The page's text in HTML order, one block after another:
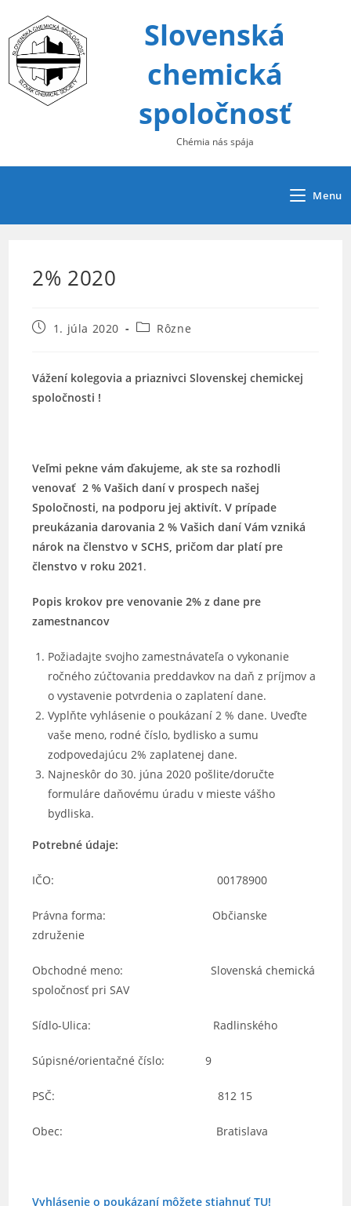
content
Slovenská
chemická
spoločnosť
Chémia nás spája
Menu
2% 2020
Post1. júla 2020
PostRôzne
Vážení kolegovia a priaznivci Slovenskej chemickej
spoločnosti !
Veľmi pekne vám ďakujeme, ak ste sa rozhodli
venovať 2 % Vašich daní v prospech našej
Spoločnosti, na podporu jej aktivít. V prípade
preukázania darovania 2 % Vašich daní Vám vzniká
nárok na členstvo v SCHS, pričom dar platí pre
členstvo v roku 2021.
Popis krokov pre venovanie 2% z dane pre
zamestnancov
Požiadajte svojho zamestnávateľa o vykonanie
ročného zúčtovania preddavkov na daň z príjmov a
o vystavenie potvrdenia o zaplatení dane.
Vyplňte vyhlásenie o poukázaní 2 % dane. Uveďte
vaše meno, rodné číslo, bydlisko a sumu
zodpovedajúcu 2% zaplatenej dane.
Najneskôr do 30. júna 2020 pošlite/doručte
formuláre daňovému úradu v mieste vášho
bydliska.
Potrebné údaje:
IČO: 00178900
Právna forma: Občianske
združenie
Obchodné meno: Slovenská chemická
spoločnosť pri SAV
Sídlo-Ulica: Radlinského
Súpisné/orientačné číslo: 9
PSČ: 812 15
Obec: Bratislava
Vyhlásenie o poukázaní môžete stiahnuť TU!